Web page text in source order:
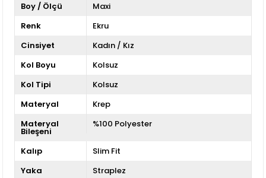
Boy / Ölçü
Maxi
Renk
Ekru
Cinsiyet
Kadın / Kız
Kol Boyu
Kolsuz
Kol Tipi
Kolsuz
Materyal
Krep
Materyal
Bileşeni
%100 Polyester
Kalıp
Slim Fit
Yaka
Straplez